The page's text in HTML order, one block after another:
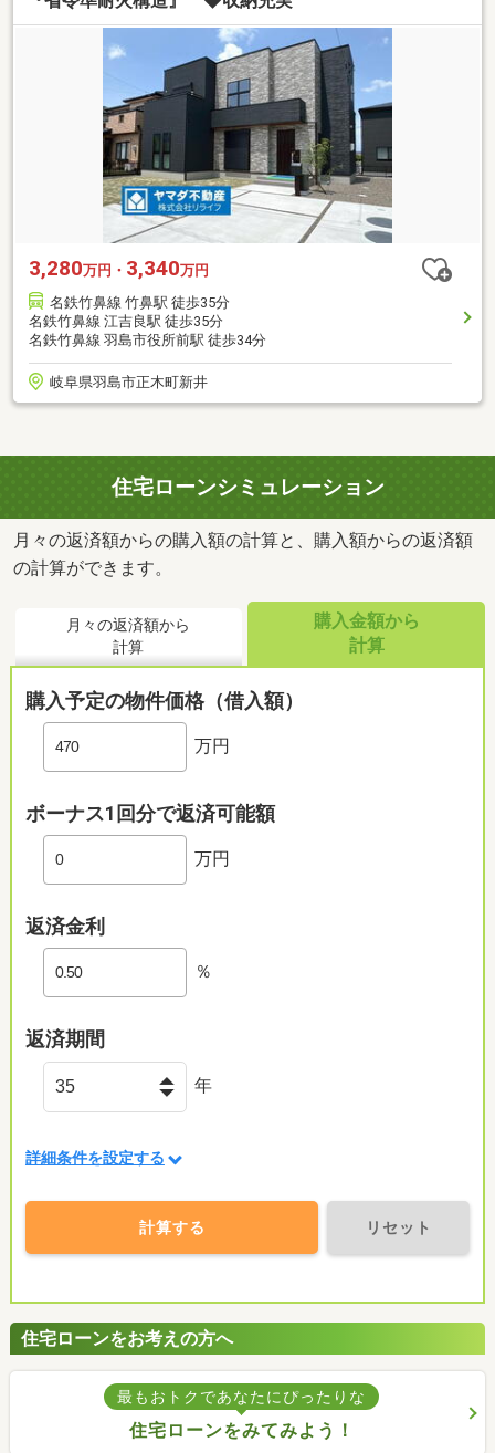
3,280万円・ 3,340万円
名鉄竹鼻線 竹鼻駅 徒歩35分
名鉄竹鼻線 江吉良駅 徒歩35分
名鉄竹鼻線 羽島市役所前駅 徒歩34分
岐阜県羽島市正木町新井
住宅ローンシミュレーション
月々の返済額からの購入額の計算と、購入額からの返済額
の計算ができます。
月々の返済額から
計算
購入金額から
計算
購入予定の物件価格（借入額）
万円
ボーナス1回分で返済可能額
万円
返済金利
％
返済期間
年
詳細条件を設定する
計算する リセット
住宅ローンをお考えの方へ
最もおトクであなたにぴったりな
住宅ローンをみてみよう！